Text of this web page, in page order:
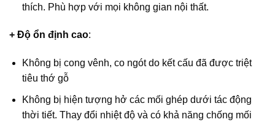
thích. Phù hợp với mọi không gian nội thất.
+ Độ ổn định cao:
Không bị cong vênh, co ngót do kết cấu đã được triệt
tiêu thớ gỗ
Không bị hiện tượng hở các mối ghép dưới tác động
thời tiết. Thay đổi nhiệt độ và có khả năng chống mối